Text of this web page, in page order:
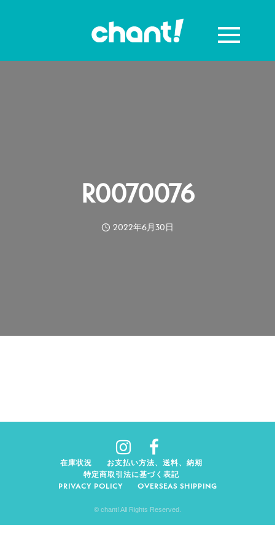
R0070076
2022年6月30日
在庫状況
お支払い方法、送料、納期
特定商取引法に基づく表記
PRIVACY POLICY
OVERSEAS SHIPPING
© chant! All Rights Reserved.